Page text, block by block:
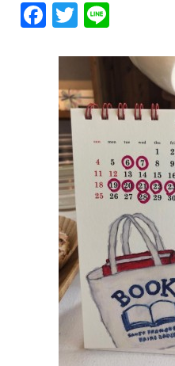
F
c
e
b
o
o
k
T
tt
er
e